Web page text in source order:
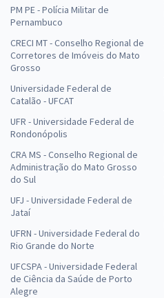
PM PE - Polícia Militar de
Pernambuco
CRECI MT - Conselho Regional de
Corretores de Imóveis do Mato
Grosso
Universidade Federal de
Catalão - UFCAT
UFR - Universidade Federal de
Rondonópolis
CRA MS - Conselho Regional de
Administração do Mato Grosso
do Sul
UFJ - Universidade Federal de
Jataí
UFRN - Universidade Federal do
Rio Grande do Norte
UFCSPA - Universidade Federal
de Ciência da Saúde de Porto
Alegre